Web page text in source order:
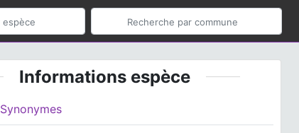
Informations espèce
Synonymes